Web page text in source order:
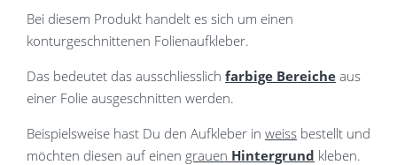
Bei diesem Produkt handelt es sich um einen
konturgeschnittenen Folienaufkleber.
Das bedeutet das ausschliesslich farbige Bereiche aus
einer Folie ausgeschnitten werden.
Beispielsweise hast Du den Aufkleber in weiss bestellt und
möchten diesen auf einen grauen Hintergrund kleben.